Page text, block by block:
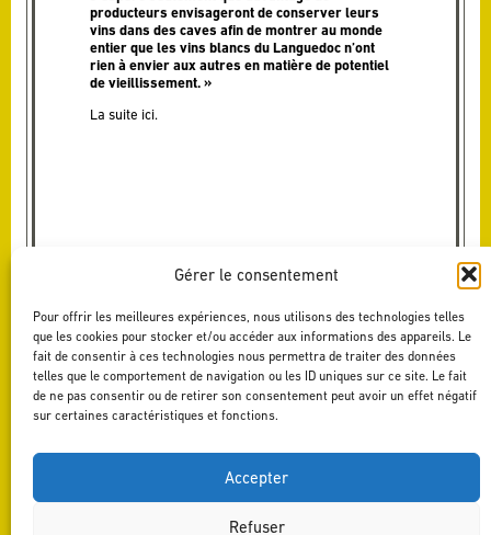
Gérer le consentement
Pour offrir les meilleures expériences, nous utilisons des technologies telles
que les cookies pour stocker et/ou accéder aux informations des appareils. Le
fait de consentir à ces technologies nous permettra de traiter des données
telles que le comportement de navigation ou les ID uniques sur ce site. Le fait
de ne pas consentir ou de retirer son consentement peut avoir un effet négatif
sur certaines caractéristiques et fonctions.
Accepter
Refuser
producteurs envisageront de conserver leurs
vins dans des caves afin de montrer au monde
entier que les vins blancs du Languedoc n’ont
rien à envier aux autres en matière de potentiel
de vieillissement. »
La suite ici.